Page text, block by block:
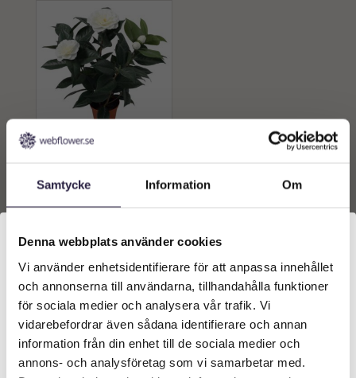
Samtycke Information Om
Denna webbplats använder cookies
Vi använder enhetsidentifierare för att anpassa innehållet
och annonserna till användarna, tillhandahålla funktioner
för sociala medier och analysera vår trafik. Vi
vidarebefordrar även sådana identifierare och annan
information från din enhet till de sociala medier och
annons- och analysföretag som vi samarbetar med.
499
Lägg till i
Välkommen till Webflower
Vilken typ av kund är du? Du kan alltid justera ditt val
längst upp på sidan.
Företagskund (exkl. moms)